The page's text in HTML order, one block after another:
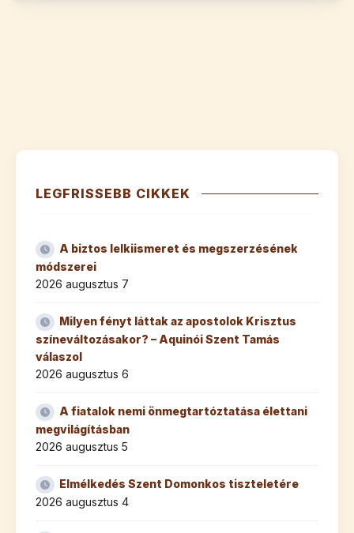
LEGFRISSEBB CIKKEK
A biztos lelkiismeret és megszerzésének
módszerei
2026 augusztus 7
Milyen fényt láttak az apostolok Krisztus
színeváltozásakor? – Aquinói Szent Tamás
válaszol
2026 augusztus 6
A fiatalok nemi önmegtartóztatása élettani
megvilágításban
2026 augusztus 5
Elmélkedés Szent Domonkos tiszteletére
2026 augusztus 4